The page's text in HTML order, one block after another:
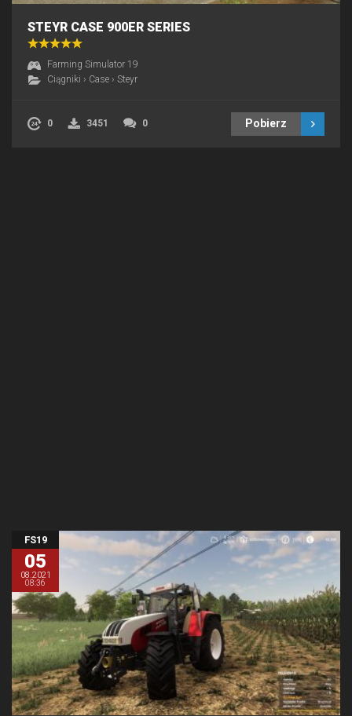
STEYR CASE 900ER SERIES
Farming Simulator 19
Ciągniki › Case › Steyr
0 3451 0 Pobierz
FS19
05
08.2021
08:36